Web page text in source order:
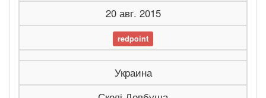
20 авг. 2015
redpoint
Украина